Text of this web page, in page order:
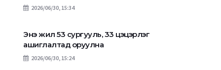
2026/06/30, 15:34
Энэ жил 53 сургууль, 33 цэцэрлэг
ашиглалтад оруулна
2026/06/30, 15:24